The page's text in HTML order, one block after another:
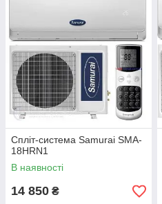
Спліт-система Samurai SMA-
18HRN1
В наявності
14 850 ₴